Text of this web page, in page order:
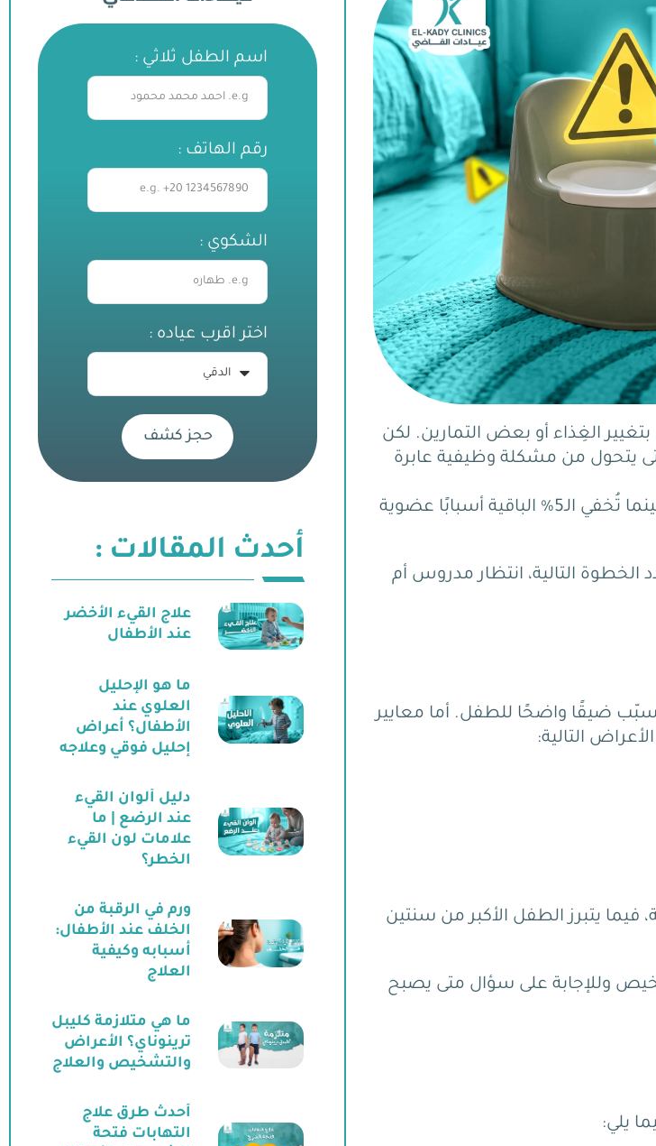
الغِذاء أو بعض التمارين. لكن
يتحول من مشكلة وظيفية عابرة
يُمثّل الإمساك الوظيفي 95% من الحالات ويستجيب للعلاج المنظّم، بينما تُخفي الـ5% الباقية أسبابًا عضوية
التالية، انتظار مدروس أم
ضيقًا واضحًا للطفل. أما معايير
يتبرز الطفل الأكبر من سنتين
وللإجابة على سؤال متى يصبح
يلي:
اسم الطفل ثلاثي :
رقم الهاتف :
الشكوي :
اختر اقرب عياده :
حجز كشف
أحدث المقالات :
علاج القيء الأخضر
عند الأطفال
ما هو الإحليل
العلوي عند
الأطفال؟ أعراض
إحليل فوقي وعلاجه
دليل ألوان القيء
عند الرضع | ما
علامات لون القيء
الخطر؟
ورم في الرقبة من
الخلف عند الأطفال:
أسبابه وكيفية
العلاج
ما هي متلازمة كليبل
ترينوناي؟ الأعراض
والتشخيص والعلاج
أحدث طرق علاج
التهابات فتحة